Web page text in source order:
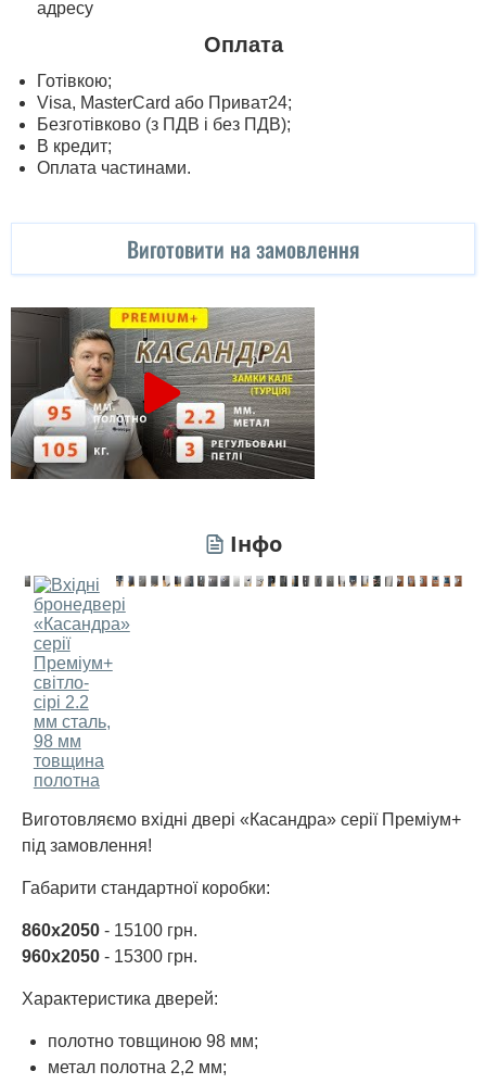
адресу
Оплата
Готівкою;
Visa, MasterСard або Приват24;
Безготівково (з ПДВ і без ПДВ);
В кредит;
Оплата частинами.
Виготовити на замовлення
Інфо
Виготовляємо вхідні двері «Касандра» серії Преміум+
під замовлення!
Габарити стандартної коробки:
860х2050 - 15100 грн.
960х2050 - 15300 грн.
Характеристика дверей:
полотно товщиною 98 мм;
метал полотна 2,2 мм;